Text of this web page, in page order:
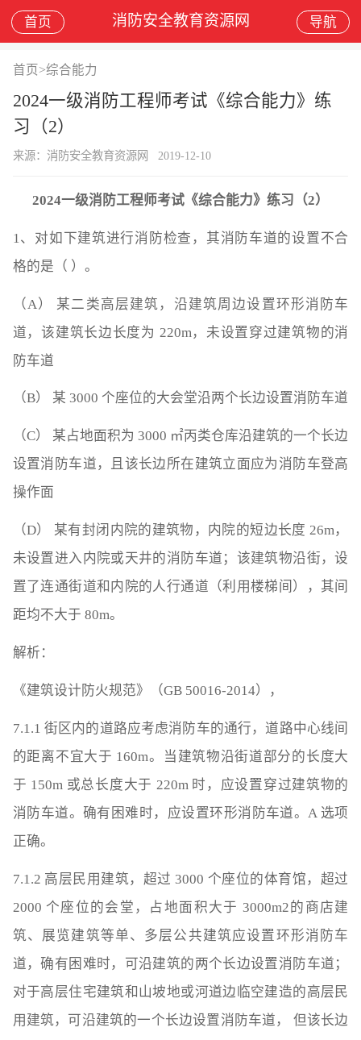
首页 消防安全教育资源网 导航
首页 >综合能力
2024一级消防工程师考试《综合能力》练
习（2）
来源：消防安全教育资源网 2019-12-10
2024一级消防工程师考试《综合能力》练习（2）
1、对如下建筑进行消防检查，其消防车道的设置不合
格的是（ ）。
（A） 某二类高层建筑，沿建筑周边设置环形消防车
道，该建筑长边长度为 220m，未设置穿过建筑物的消
防车道
（B） 某 3000 个座位的大会堂沿两个长边设置消防车道
（C） 某占地面积为 3000 ㎡丙类仓库沿建筑的一个长边
设置消防车道，且该长边所在建筑立面应为消防车登高
操作面
（D） 某有封闭内院的建筑物，内院的短边长度 26m，
未设置进入内院或天井的消防车道；该建筑物沿街，设
置了连通街道和内院的人行通道（利用楼梯间），其间
距均不大于 80m。
解析：
《建筑设计防火规范》（GB 50016-2014），
7.1.1 街区内的道路应考虑消防车的通行，道路中心线间
的距离不宜大于 160m。当建筑物沿街道部分的长度大
于 150m 或总长度大于 220m 时，应设置穿过建筑物的
消防车道。确有困难时，应设置环形消防车道。A 选项
正确。
7.1.2 高层民用建筑，超过 3000 个座位的体育馆，超过
2000 个座位的会堂，占地面积大于 3000m2的商店建
筑、展览建筑等单、多层公共建筑应设置环形消防车
道，确有困难时，可沿建筑的两个长边设置消防车道；
对于高层住宅建筑和山坡地或河道边临空建造的高层民
用建筑，可沿建筑的一个长边设置消防车道， 但该长边